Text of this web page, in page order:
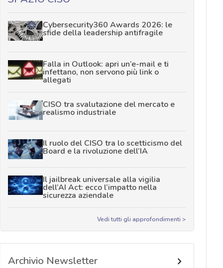
Cybersecurity360 Awards 2026: le
sfide della leadership antifragile
Falla in Outlook: apri un’e-mail e ti
infettano, non servono più link o
allegati
CISO tra svalutazione del mercato e
realismo industriale
Il ruolo del CISO tra lo scetticismo del
Board e la rivoluzione dell’IA
Il jailbreak universale alla vigilia
dell’AI Act: ecco l’impatto nella
sicurezza aziendale
Vedi tutti gli approfondimenti >
Archivio Newsletter